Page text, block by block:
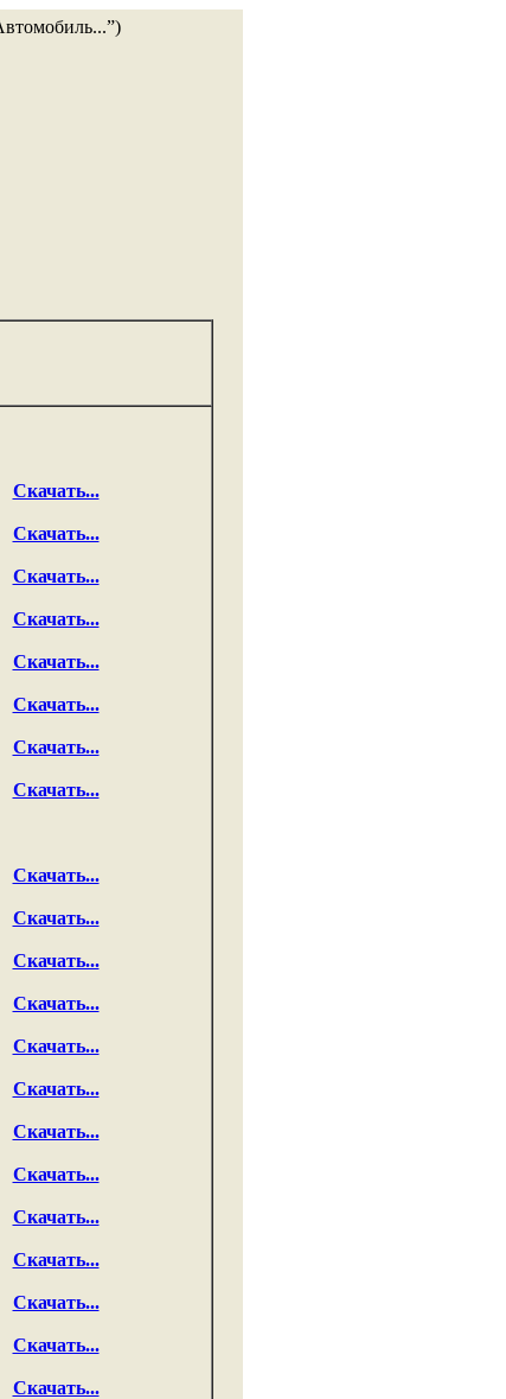
Скачать...
Скачать...
Скачать...
Скачать...
Скачать...
Скачать...
Скачать...
Скачать...
Скачать...
Скачать...
Скачать...
Скачать...
Скачать...
Скачать...
Скачать...
Скачать...
Скачать...
Скачать...
Скачать...
Скачать...
Скачать...